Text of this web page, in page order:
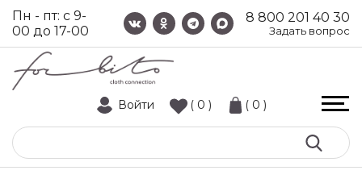
8 800 201 40 30
Задать вопрос
Пн - пт: с 9-
00 до 17-00
Войти ( 0 ) ( 0 )